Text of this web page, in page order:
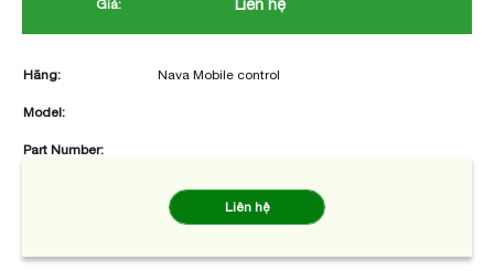
Giá: Liên hệ
Hãng: Nava Mobile control
Model:
Part Number:
Liên hệ